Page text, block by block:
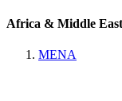
Africa & Middle East
MENA